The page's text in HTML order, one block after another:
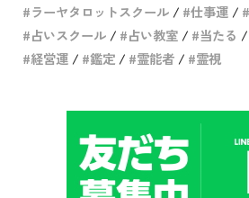
ラーヤタロットスクール
仕事運
占いスクール
占い教室 当たる
経営運
鑑定 霊能者 霊視